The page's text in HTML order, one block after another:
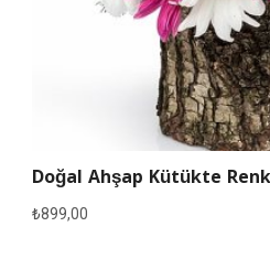
Doğal Ahşap Kütükte
₺899,00